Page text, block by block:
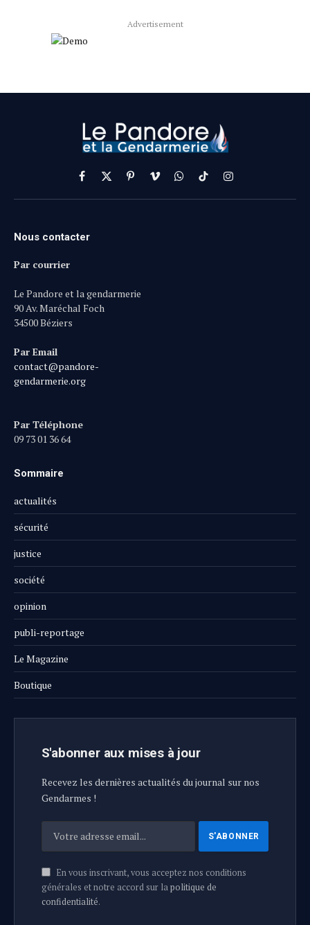
Advertisement
Facebook
X
(Twitter)
PinterestVimeoWhatsApp
TikTokInstagram
Nous contacter
Par courrier
Le Pandore et la gendarmerie
90 Av. Maréchal Foch
34500 Béziers
Par Email
contact@pandore-
gendarmerie.org
Par Téléphone
09 73 01 36 64
Sommaire
actualités
sécurité
justice
société
opinion
publi-reportage
Le Magazine
Boutique
S'abonner aux mises à jour
Recevez les dernières actualités du journal sur nos
Gendarmes !
En vous inscrivant, vous acceptez nos conditions
générales et notre accord sur lapolitique de
confidentialité.